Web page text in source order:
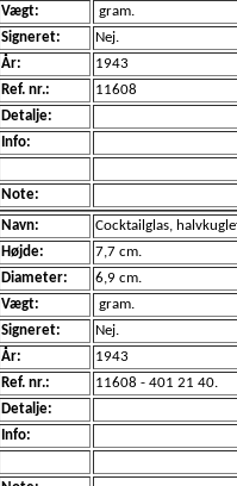
Vægt:
gram.
Signeret:
Nej.
År:
1943
Ref. nr.:
11608
Detalje:
Info:
Note:
Navn:
Cocktailglas,
Højde:
7,7 cm.
Diameter:
6,9 cm.
Vægt:
gram.
Signeret:
Nej.
År:
1943
Ref. nr.:
11608 - 401 21 40.
Detalje:
Info: